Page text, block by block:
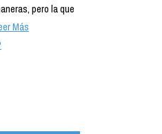
pero la que
Más